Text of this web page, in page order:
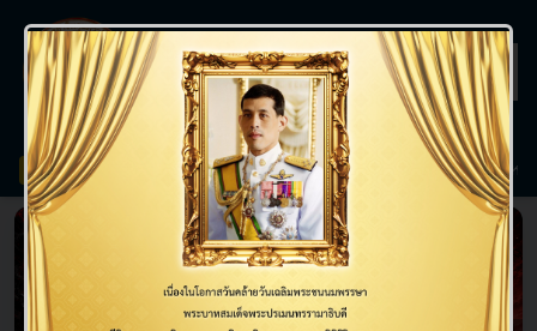
วิทยาลัยการอาชีพกุมภวาปี
ข่าวสาร
ยาลัยการอาชีพกุมภวาปี ยินดีต้อนรับนักเรียนใหม่ทุกท่าน 📅 กำหนดการชำ